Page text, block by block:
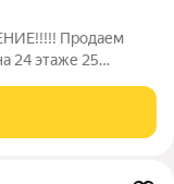
Продаем
24 этаже 25
В шаговой